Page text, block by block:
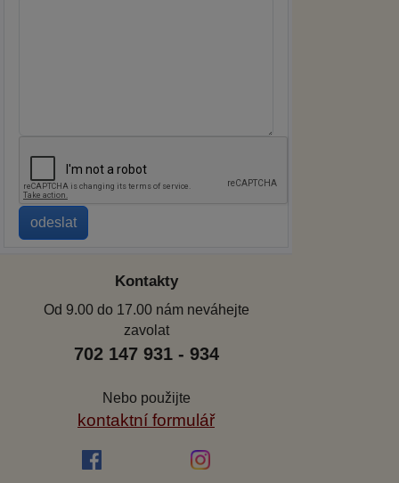
Kontakty
Od 9.00 do 17.00 nám neváhejte
zavolat
702 147 931 - 934
Nebo použijte
kontaktní formulář